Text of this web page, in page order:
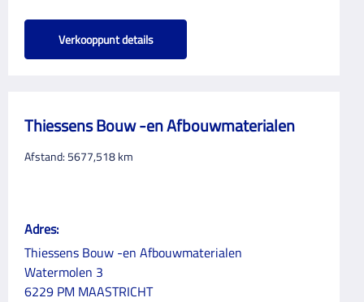
Verkooppunt details
Thiessens Bouw -en Afbouwmaterialen
Afstand: 5677,518km
Adres:
Thiessens Bouw -en Afbouwmaterialen
Watermolen 3
6229 PM MAASTRICHT